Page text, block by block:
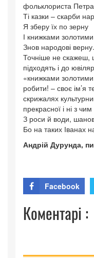
фольклориста Петра
Ті казки – скарби
Я зберу їх по зерну
І книжками золотими
Знов народові верну.
Точніше не скажеш,
підходять і до
«книжками
робити! – своє ім’я
скрижалях
прекрасної і ні з
З роси й води,
Бо на таких Іванах
Андрій Дурунда,
Facebook
Коментарі :